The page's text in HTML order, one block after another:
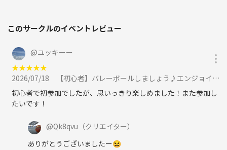
このサークルのイベントレビュー
@ユッキーー
★★★★★
2026/07/18
【初心者】バレーボールしましょう♪エンジョイ♪に参加
初心者で初参加でしたが、思いっきり楽しめました！また参加し
たいです！
@Qk8qvu （クリエイター）
ありがとうございましたー😆